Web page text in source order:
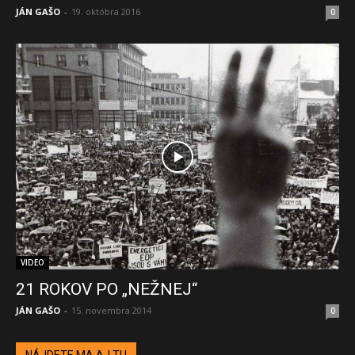
JÁN GAŠO - 19. októbra 2016 0
VIDEO
21 ROKOV PO „NEŽNEJ“
JÁN GAŠO - 15. novembra 2014 0